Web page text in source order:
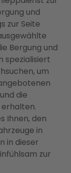
und
zur Seite
Bergung und
spezialisiert
um
die
Ihnen, den
in
in dieser
zur